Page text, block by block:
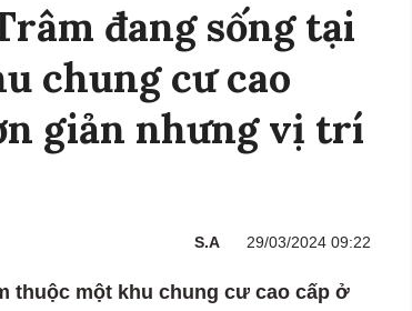
đang sống tại
chung cư cao
giản nhưng vị trí
S.A 29/03/2024 09:22
thuộc một khu chung cư cao cấp ở